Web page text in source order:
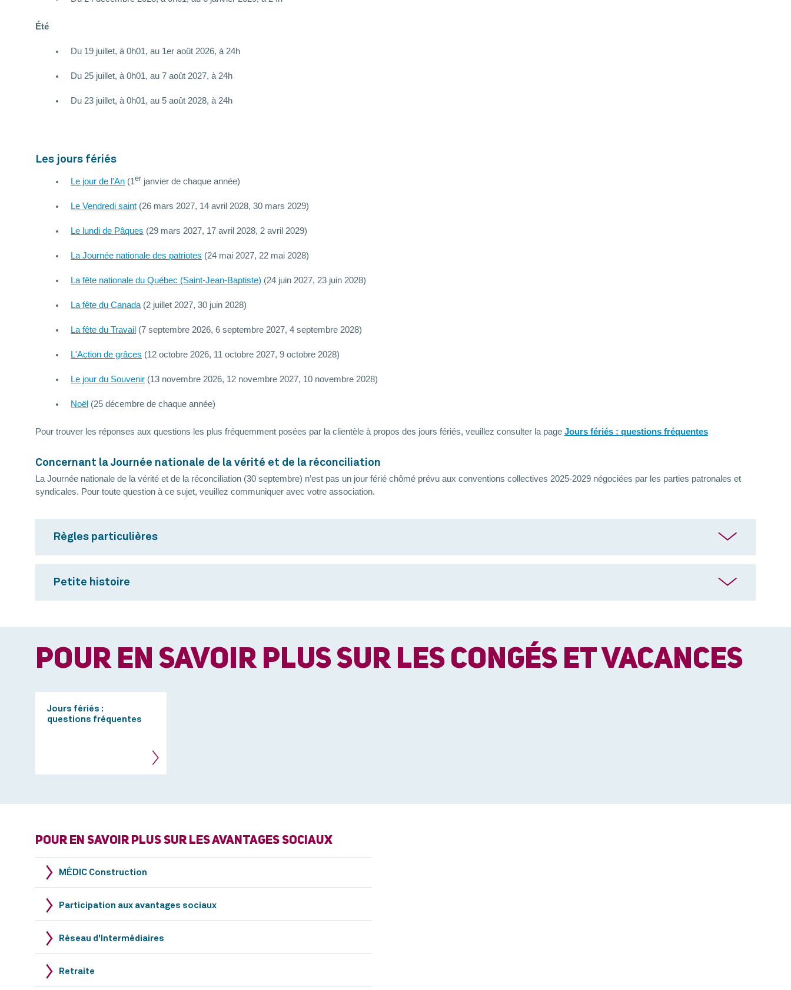
Été
Du 19 juillet, à 0h01, au 1er août 2026, à 24h
Du 25 juillet, à 0h01, au 7 août 2027, à 24h
Du 23 juillet, à 0h01, au 5 août 2028, à 24h
Les jours fériés
Le jour de l'An (1 er janvier de chaque année)
Le Vendredi saint (26 mars 2027, 14 avril 2028, 30 mars 2029)
Le lundi de Pâques (29 mars 2027, 17 avril 2028, 2 avril 2029)
La Journée nationale des patriotes (24 mai 2027, 22 mai 2028)
La fête nationale du Québec (Saint-Jean-Baptiste) (24 juin 2027, 23 juin 2028)
La fête du Canada (2 juillet 2027, 30 juin 2028)
La fête du Travail (7 septembre 2026, 6 septembre 2027, 4 septembre 2028)
L'Action de grâces (12 octobre 2026, 11 octobre 2027, 9 octobre 2028)
Le jour du Souvenir (13 novembre 2026, 12 novembre 2027, 10 novembre 2028)
Noël (25 décembre de chaque année)
Pour trouver les réponses aux questions les plus fréquemment posées par la clientèle à propos des jours fériés, veuillez consulter la page Jours fériés : questions fréquentes
Concernant la Journée nationale de la vérité et de la réconciliation
La Journée nationale de la vérité et de la réconciliation (30 septembre) n’est pas un jour férié chômé prévu aux conventions collectives 2025-2029 négociées par les parties patronales et
syndicales. Pour toute question à ce sujet, veuillez communiquer avec votre association.
Règles particulières
Petite histoire
POUR EN SAVOIR PLUS SUR LES CONGÉS ET VACANCES
Jours fériés :
questions fréquentes
POUR EN SAVOIR PLUS SUR LES AVANTAGES SOCIAUX
MÉDIC Construction
Participation aux avantages sociaux
Réseau d'Intermédiaires
Retraite